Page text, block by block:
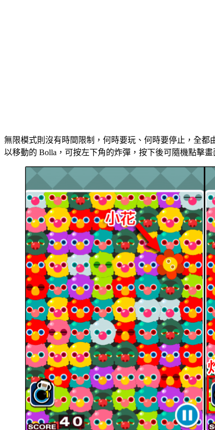
無限模式則沒有時間限制，何時要玩、何時要停止，全
以移動的 Bolla，可按左下角的炸彈，按下後可隨機點擊